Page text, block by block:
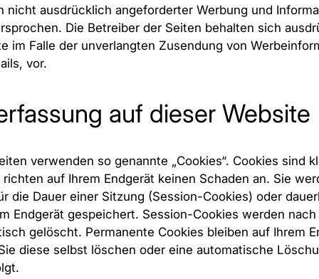
nicht ausdrücklich angeforderter Werbung und
Die Betreiber der Seiten behalten sich
im Falle der unverlangten Zusendung von
vor.
auf dieser Website
verwenden so genannte „Cookies“. Cookies sind
auf Ihrem Endgerät keinen Schaden an. Sie
die Dauer einer Sitzung (Session-Cookies) oder
Endgerät gespeichert. Session-Cookies werden nach
gelöscht. Permanente Cookies bleiben auf Ihrem
diese selbst löschen oder eine automatische